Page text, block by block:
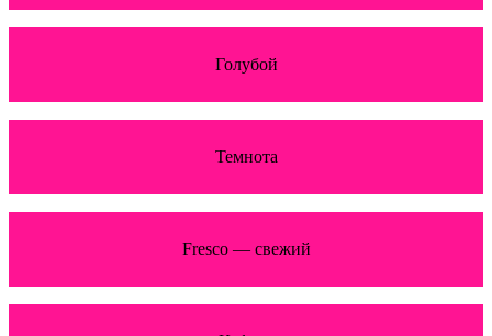
Голубой
Темнота
Fresco — свежий